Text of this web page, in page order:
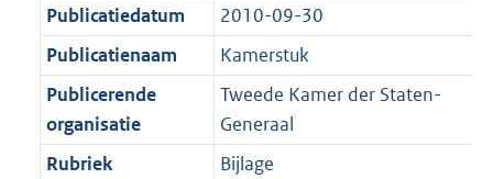
o
r
m
a
a
t
e
:
1
K
b
t
e
:
K
Publicatiedatum
2010-09-30
Publicatienaam
Kamerstuk
Publicerende
organisatie
Tweede Kamer der Staten-
Generaal
Rubriek
Bijlage